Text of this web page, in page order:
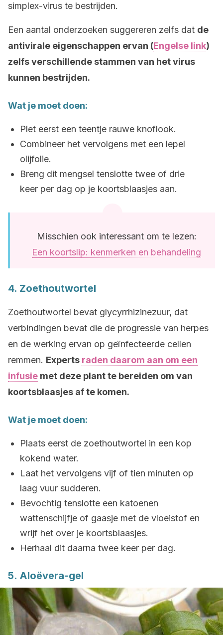
simplex-virus te bestrijden.
Een aantal onderzoeken suggereren zelfs dat de
antivirale eigenschappen ervan (Engelse link)
zelfs verschillende stammen van het virus
kunnen bestrijden.
Wat je moet doen:
Plet eerst een teentje rauwe knoflook.
Combineer het vervolgens met een lepel
olijfolie.
Breng dit mengsel tenslotte twee of drie
keer per dag op je koortsblaasjes aan.
Misschien ook interessant om te lezen:
Een koortslip: kenmerken en behandeling
4. Zoethoutwortel
Zoethoutwortel bevat glycyrrhizinezuur, dat
verbindingen bevat die de progressie van herpes
en de werking ervan op geïnfecteerde cellen
remmen. Experts raden daarom aan om een
infusie met deze plant te bereiden om van
koortsblaasjes af te komen.
Wat je moet doen:
Plaats eerst de zoethoutwortel in een kop
kokend water.
Laat het vervolgens vijf of tien minuten op
laag vuur sudderen.
Bevochtig tenslotte een katoenen
wattenschijfje of gaasje met de vloeistof en
wrijf het over je koortsblaasjes.
Herhaal dit daarna twee keer per dag.
5. Aloëvera-gel